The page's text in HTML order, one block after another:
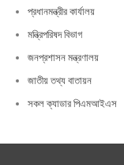
প্রধানমন্ত্রীর কার্যালয়
মন্ত্রিপরিষদ বিভাগ
জনপ্রশাসন মন্ত্রণালয়
জাতীয় তথ্য বাতায়ন
সকল ক্যাডার পিএমআইএস